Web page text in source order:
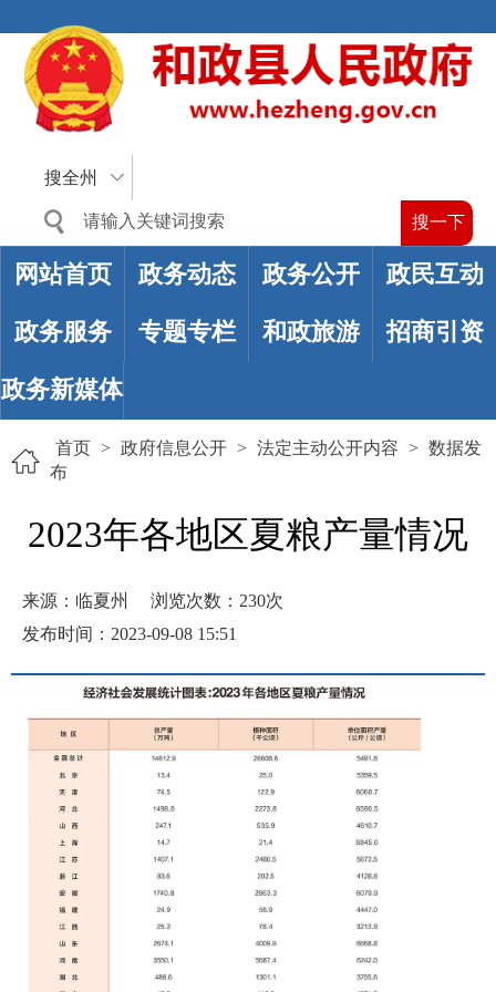
搜全州
网站首页 政务动态 政务公开 政民互动
政务服务 专题专栏 和政旅游 招商引资
政务新媒体
首页 > 政府信息公开 > 法定主动公开内容 > 数据发
布
2023年各地区夏粮产量情况
来源：临夏州 浏览次数： 230次
发布时间：2023-09-08 15:51